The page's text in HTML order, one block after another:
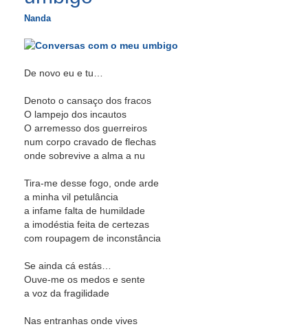
Nanda
De novo eu e tu…
Denoto o cansaço dos fracos
O lampejo dos incautos
O arremesso dos guerreiros
num corpo cravado de flechas
onde sobrevive a alma a nu
Tira-me desse fogo, onde arde
a minha vil petulância
a infame falta de humildade
a imodéstia feita de certezas
com roupagem de inconstância
Se ainda cá estás…
Ouve-me os medos e sente
a voz da fragilidade
Nas entranhas onde vives